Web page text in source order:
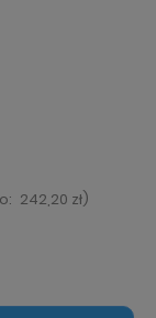
242,20 zł)